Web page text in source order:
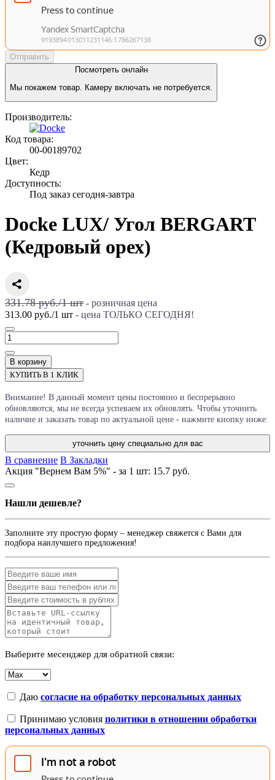
Отправить
Посмотреть онлайн
Мы покажем товар. Камеру включать не потребуется.
Производитель:
Код товара:
00-00189702
Цвет:
Кедр
Доступность:
Под заказ сегодня-завтра
Docke LUX/ Угол BERGART
(Кедровый орех)
331.78 руб./1шт - розничная цена
313.00 руб./1 шт - цена ТОЛЬКО СЕГОДНЯ!
В корзину
КУПИТЬ В 1 КЛИК
Внимание! В данный момент цены постоянно и беспрерывно
обновляются, мы не всегда успеваем их обновлять. Чтобы уточнить
наличие и заказать товар по актуальной цене - нажмите кнопку ниже:
уточнить цену специально для вас
В сравнение В Закладки
Акция "Вернем Вам 5%" - за 1 шт: 15.7 руб.
Нашли дешевле?
Заполните эту простую форму – менеджер свяжется с Вами для
подбора наилучшего предложения!
Выберите месенджер для обратной связи:
Даю согласие на обработку персональных данных
Принимаю условия политики в отношении обработки
персональных данных